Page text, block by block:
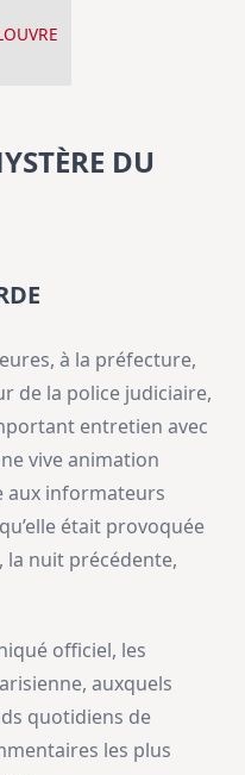
DU
à la préfecture,
de la police judiciaire,
entretien avec
vive animation
aux informateurs
était provoquée
la nuit précédente,
officiel, les
auxquels
quotidiens de
les plus